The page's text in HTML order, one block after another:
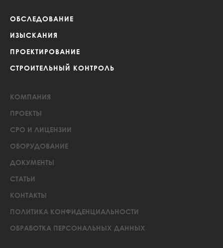
ОБСЛЕДОВАНИЕ
ИЗЫСКАНИЯ
ПРОЕКТИРОВАНИЕ
СТРОИТЕЛЬНЫЙ КОНТРОЛЬ
КОМПАНИЯ
ПРОЕКТЫ
СРО И ЛИЦЕНЗИИ
ОБОРУДОВАНИЕ
ДОКУМЕНТЫ
СТАТЬИ
КОНТАКТЫ
ПОЛИТИКА КОНФИДЕНЦИАЛЬНОСТИ
ОБРАБОТКА ПЕРСОНАЛЬНЫХ ДАННЫХ